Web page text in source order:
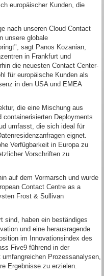
europäischer Kunden, die
nach unseren Cloud Contact
unsere globale
sagt Panos Kozanian,
in Frankfurt und
die neuesten Contact Center-
für europäische Kunden als
in den USA und EMEA
die eine Mischung aus
containerisierten Deployments
umfasst, die sich ideal für
eignet.
Verfügbarkeit in Europa zu
Vorschriften zu
auf dem Vormarsch und wurde
Contact Centre as a
Frost & Sullivan
sind, haben ein beständiges
und eine herausragende
im Innovationsindex des
Five9 führend in der
Prozessanalysen,
Ergebnisse zu erzielen.